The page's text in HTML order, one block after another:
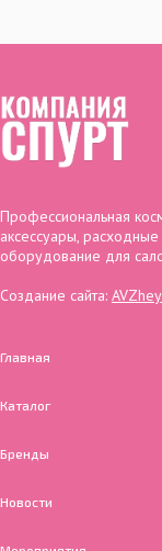
Профессиональная
аксессуары,
оборудование для
Создание сайта:
Главная
Каталог
Бренды
Новости